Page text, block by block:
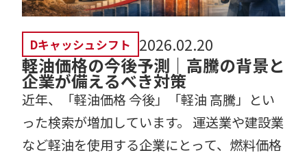
Dキャッシュシフト 2026.02.20
軽油価格の今後予測｜高騰の背景と
企業が備えるべき対策
近年、「軽油価格 今後」「軽油 高騰」とい
った検索が増加しています。 運送業や建設業
など軽油を使用する企業にとって、燃料価格